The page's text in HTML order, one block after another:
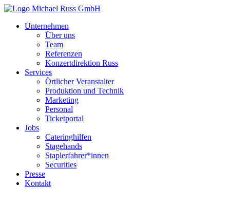
Unternehmen
Über uns
Team
Referenzen
Konzertdirektion Russ
Services
Örtlicher Veranstalter
Produktion und Technik
Marketing
Personal
Ticketportal
Jobs
Cateringhilfen
Stagehands
Staplerfahrer*innen
Securities
Presse
Kontakt